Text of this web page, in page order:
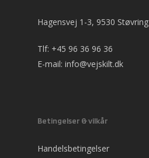
Hagensvej 1-3, 9530 Støvring
Tlf: +45 96 36 96 36
E-mail: info@vejskilt.dk
Betingelser & vilkår
Handelsbetingelser